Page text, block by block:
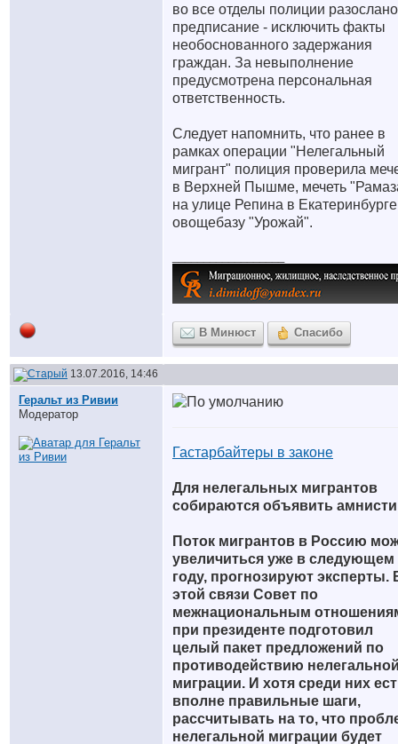
во все отделы полиции разослано
предписание - исключить факты
необоснованного задержания
граждан. За невыполнение
предусмотрена персональная
ответственность.
Следует напомнить, что ранее в
рамках операции "Нелегальный
мигрант" полиция проверила
в Верхней Пышме, мечеть
на улице Репина в
овощебазу "Урожай".
В Минюст Спасибо
13.07.2016, 14:46
Геральт из Ривии
Модератор
Гастарбайтеры в законе
Для нелегальных мигрантов
собираются объявить
Поток мигрантов в Россию
увеличиться уже в следующем
году, прогнозируют эксперты.
этой связи Совет по
межнациональным
при президенте подготовил
целый пакет предложений по
противодействию
миграции. И хотя среди них
вполне правильные шаги,
рассчитывать на то, что
нелегальной миграции будет